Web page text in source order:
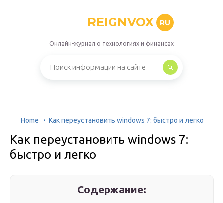
REIGNVOX RU
Онлайн-журнал о технологиях и финансах
Home Как переустановить windows 7: быстро и легко
Как переустановить windows 7:
быстро и легко
Содержание: